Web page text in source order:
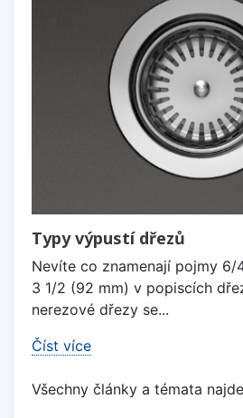
Typy výpustí dřezů
Nevíte co znamenají pojmy 6/
3 1/2 (92 mm) v popiscích
nerezové dřezy se...
Číst více
Všechny články a témata